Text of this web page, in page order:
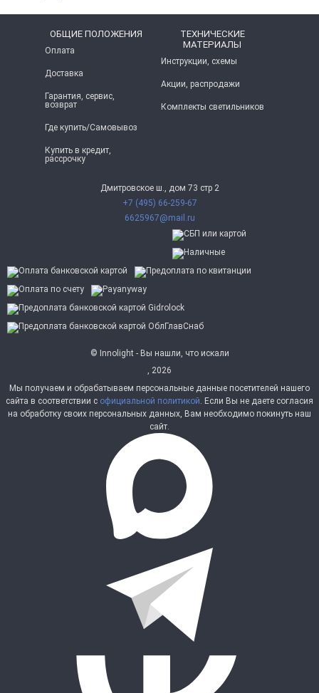
ОБЩИЕ ПОЛОЖЕНИЯ
Оплата
Доставка
Гарантия, сервис,
возврат
Где купить/Самовывоз
Купить в кредит,
рассрочку
ТЕХНИЧЕСКИЕ
МАТЕРИАЛЫ
Инструкции, схемы
Акции, распродажи
Комплекты светильников
Дмитровское ш., дом 73 стр 2
+7 (495) 66-259-67
6625967@mail.ru
© Innolight - Вы нашли, что искали
, 2026
Мы получаем и обрабатываем персональные данные посетителей нашего
сайта в соответствии с официальной политикой. Если Вы не даете согласия
на обработку своих персональных данных, Вам необходимо покинуть наш
сайт.